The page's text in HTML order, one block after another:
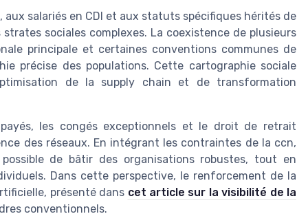
salariés en CDI et aux statuts spécifiques hérités de
sociales complexes. La coexistence de plusieurs
principale et certaines conventions communes de
précise des populations. Cette cartographie sociale
de la supply chain et de transformation
les congés exceptionnels et le droit de retrait
des réseaux. En intégrant les contraintes de la ccn,
de bâtir des organisations robustes, tout en
Dans cette perspective, le renforcement de la
présenté dans cet article sur la visibilité de la
conventionnels.